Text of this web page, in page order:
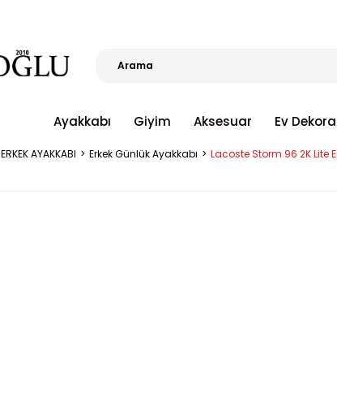
Ayakkabı Giyim Aksesuar Ev
ERKEK AYAKKABI Erkek Günlük Ayakkabı Lacoste Storm 96 2K Lite